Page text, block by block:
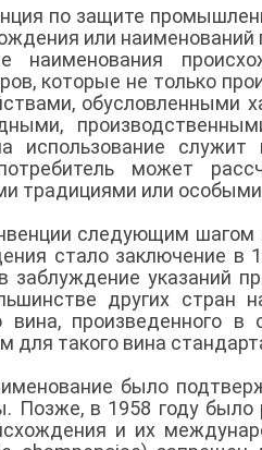
по защите
или
наименования
которые не только
обусловленными
использование служит
может
традициями или
следующим шагом
стало заключение в
указаний
других стран
вина, произведенного
для такого вина
было
Позже, в 1958 году
и их